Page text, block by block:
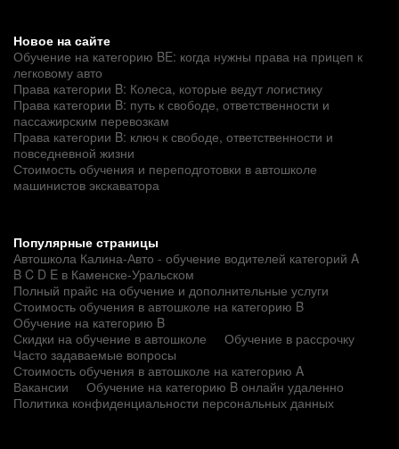
Новое на сайте
Обучение на категорию BE: когда нужны права на прицеп к
легковому авто
Права категории B: Колеса, которые ведут логистику
Права категории B: путь к свободе, ответственности и
пассажирским перевозкам
Права категории B: ключ к свободе, ответственности и
повседневной жизни
Стоимость обучения и переподготовки в автошколе
машинистов экскаватора
Популярные страницы
Автошкола Калина-Авто - обучение водителей категорий A
B C D E в Каменске-Уральском
Полный прайс на обучение и дополнительные услуги
Стоимость обучения в автошколе на категорию B
Обучение на категорию B
Скидки на обучение в автошколе
Обучение в рассрочку
Часто задаваемые вопросы
Стоимость обучения в автошколе на категорию A
Вакансии
Обучение на категорию B онлайн удаленно
Политика конфиденциальности персональных данных